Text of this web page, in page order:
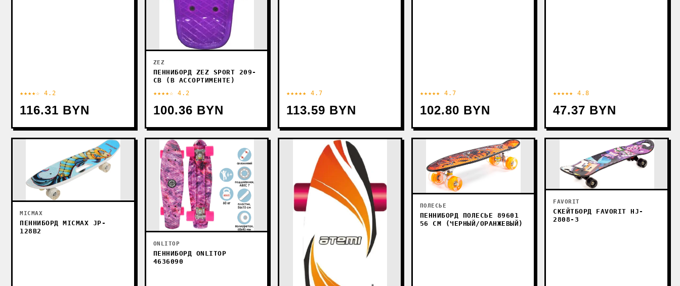
★★★★☆ 4.2
116.31 BYN
ZEZ
ПЕННИБОРД ZEZ SPORT 209-
CB (В АССОРТИМЕНТЕ)
★★★★☆ 4.2
100.36 BYN
★★★★★ 4.7
113.59 BYN
★★★★★ 4.7
102.80 BYN
★★★★★ 4.8
47.37 BYN
MICMAX
ПЕННИБОРД MICMAX JP-
128B2
ONLITOP
ПЕННИБОРД ONLITOP
4636090
ПОЛЕСЬЕ
ПЕННИБОРД ПОЛЕСЬЕ 89601
56 СМ (ЧЕРНЫЙ/ОРАНЖЕВЫЙ)
FAVORIT
СКЕЙТБОРД FAVORIT HJ-
2808-3